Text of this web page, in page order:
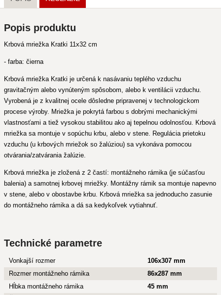
Popis produktu
Krbová mriežka Kratki 11x32 cm
- farba: čierna
Krbová mriežka Kratki je určená k nasávaniu teplého vzduchu
gravitačným alebo vynúteným spôsobom, alebo k ventilácii vzduchu.
Vyrobená je z kvalitnej ocele dôsledne pripravenej v technologickom
procese výroby. Mriežka je pokrytá farbou s dobrými mechanickými
vlastnosťami a tiež vysokou stabilitou ako aj tepelnou odolnosťou. Krbová
mriežka sa montuje v sopúchu krbu, alebo v stene. Regulácia prietoku
vzduchu (u krbových mriežok so žalúziou) sa vykonáva pomocou
otvárania/zatvárania žalúzie.
Krbová mriežka je zložená z 2 častí: montážneho rámika (je súčasťou
balenia) a samotnej krbovej mriežky. Montážny rámik sa montuje napevno
v stene, alebo v obostavbe krbu. Krbová mriežka sa jednoducho zasunie
do montážneho rámika a dá sa kedykoľvek vytiahnuť.
Technické parametre
Vonkajší rozmer
106x307 mm
Rozmer montážneho rámika
86x287 mm
Hĺbka montážneho rámika
45 mm